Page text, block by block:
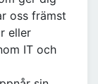
oss främst
eller
IT och